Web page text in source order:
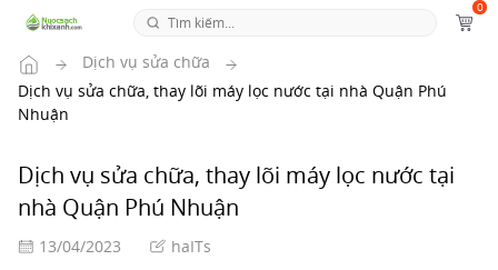
0
Tr
an
g
ch
ủ
Dịch vụ sửa chữa
Dịch vụ sửa chữa, thay lõi máy lọc nước tại nhà Quận Phú
Nhuận
Dịch vụ sửa chữa, thay lõi máy lọc nước tại
nhà Quận Phú Nhuận
13/04/2023 haITs